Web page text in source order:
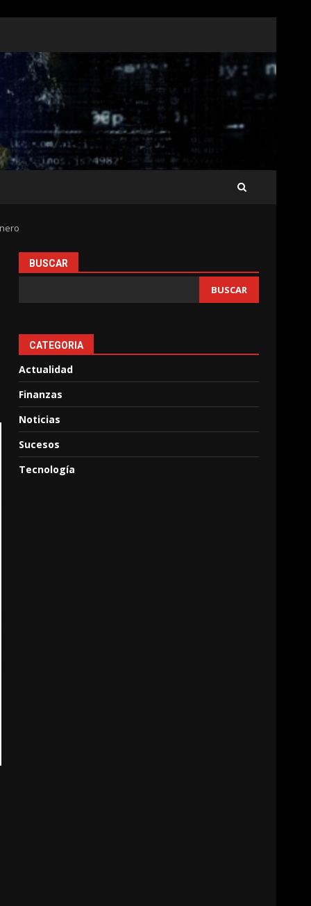
BUSCAR
BUSCAR
CATEGORIA
Actualidad
Finanzas
Noticias
Sucesos
Tecnología